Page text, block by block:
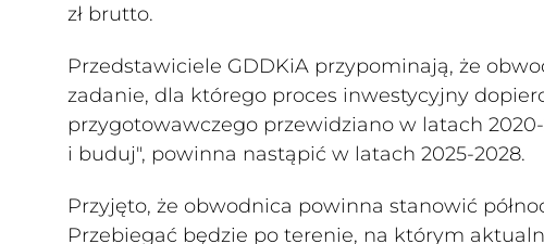
zł brutto.
Przedstawiciele GDDKiA przypominają, że
zadanie, dla którego proces inwestycyjny
przygotowawczego przewidziano w latach
i buduj", powinna nastąpić w latach 2025-2028.
Przyjęto, że obwodnica powinna stanowić
Przebiegać będzie po terenie, na którym